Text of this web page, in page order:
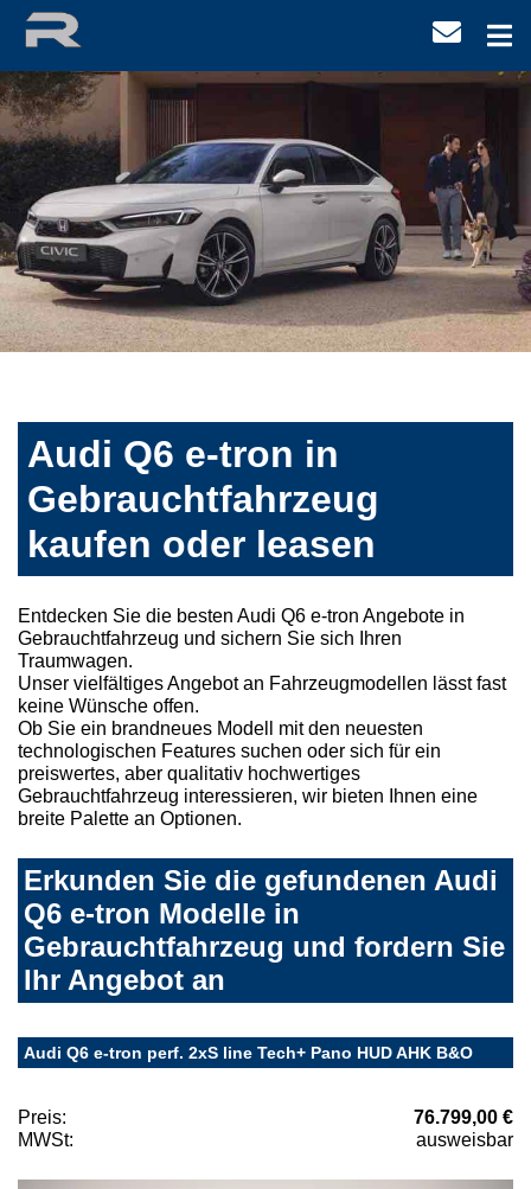
Audi Q6 e-tron in
Gebrauchtfahrzeug
kaufen oder leasen
Entdecken Sie die besten Audi Q6 e-tron Angebote in
Gebrauchtfahrzeug und sichern Sie sich Ihren
Traumwagen.
Unser vielfältiges Angebot an Fahrzeugmodellen lässt fast
keine Wünsche offen.
Ob Sie ein brandneues Modell mit den neuesten
technologischen Features suchen oder sich für ein
preiswertes, aber qualitativ hochwertiges
Gebrauchtfahrzeug interessieren, wir bieten Ihnen eine
breite Palette an Optionen.
Erkunden Sie die gefundenen Audi
Q6 e-tron Modelle in
Gebrauchtfahrzeug und fordern Sie
Ihr Angebot an
Audi Q6 e-tron perf. 2xS line Tech+ Pano HUD AHK B&O
Preis:
76.799,00 €
MWSt:
ausweisbar